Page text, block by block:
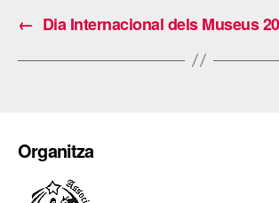
← Dia Internacional dels Museus
Organitza